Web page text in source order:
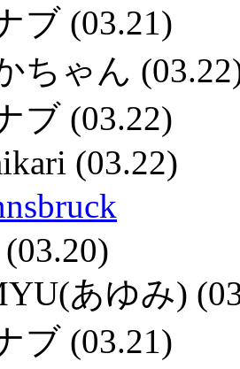
ブ (03.21)
ちゃん
ブ (03.22)
(03.22)
あゆみ)
ブ (03.21)